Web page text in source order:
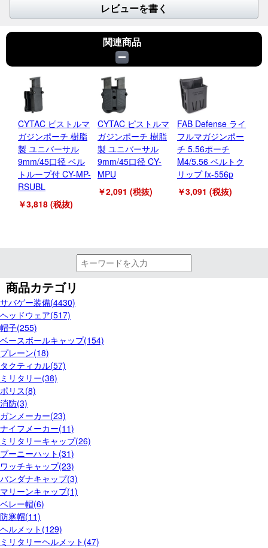
レビューを書く
関連商品
CYTAC ピストルマ
ガジンポーチ 樹脂
製 ユニバーサル
9mm/45口径 ベル
トループ付 CY-MP-
RSUBL
￥3,818 (税抜)
CYTAC ピストルマ
ガジンポーチ 樹脂
製 ユニバーサル
9mm/45口径 CY-
MPU
￥2,091 (税抜)
FAB Defense ライ
フルマガジンポー
チ 5.56ポーチ
M4/5.56 ベルトク
リップ fx-556p
￥3,091 (税抜)
商品カテゴリ
サバゲー装備(4430)
ヘッドウェア(517)
帽子(255)
ベースボールキャップ(154)
プレーン(18)
タクティカル(57)
ミリタリー(38)
ポリス(8)
消防(3)
ガンメーカー(23)
ナイフメーカー(11)
ミリタリーキャップ(26)
ブーニーハット(31)
ワッチキャップ(23)
バンダナキャップ(3)
マリーンキャップ(1)
ベレー帽(6)
防寒帽(11)
ヘルメット(129)
ミリタリーヘルメット(47)